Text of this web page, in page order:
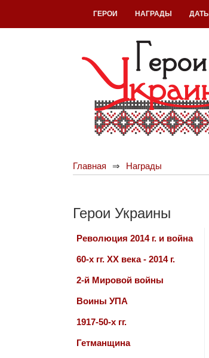
ГЕРОИ НАГРАДЫ ДАТЫ
Главная Награды
Герои Украины
Революция 2014 г. и война
60-х гг. ХХ века - 2014 г.
2-й Мировой войны
Воины УПА
1917-50-х гг.
Гетманщина